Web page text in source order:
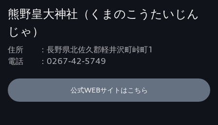
熊野皇大神社（くまのこうたいじん
じゃ）
住所 ：長野県北佐久郡軽井沢町峠町1
電話 ：0267-42-5749
公式WEBサイトはこちら